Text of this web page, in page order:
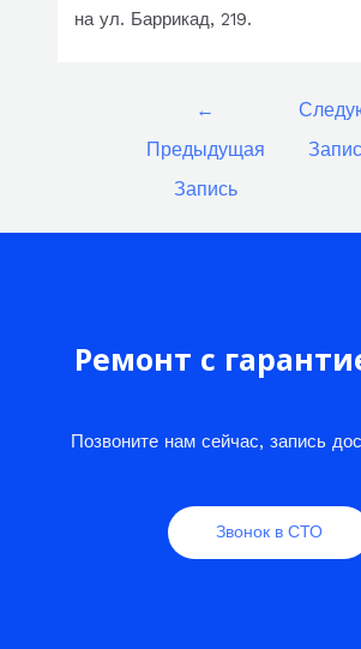
на ул. Баррикад, 219.
←
Предыдущая
Запись
Ремонт с
Позвоните нам сейчас, запись
Звонок в СТО